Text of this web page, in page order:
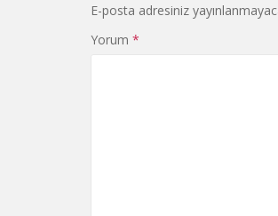
E-posta adresiniz
Yorum *